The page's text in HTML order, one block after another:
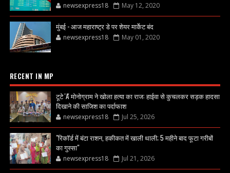
newsexpress18 May 12, 2020
मुंबई - आज महाराष्ट्र डे पर शेयर मार्केट बंद
newsexpress18 May 01, 2020
RECENT IN MP
टूटे 'A' मोनोग्राम ने खोला हत्या का राज: हाईवा से कुचलकर सड़क हादसा
दिखाने की साजिश का पर्दाफाश
newsexpress18 Jul 25, 2026
"रिकॉर्ड में बंटा राशन, हकीकत में खाली थाली; 5 महीने बाद फूटा गरीबों
का गुस्सा"
newsexpress18 Jul 21, 2026